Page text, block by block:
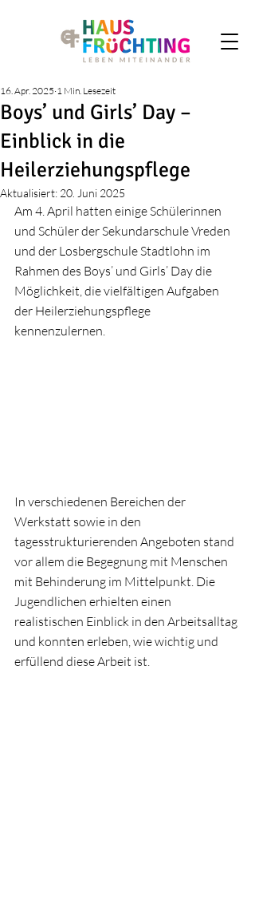
Boys’ und Girls’ Day –
Einblick in die
Heilerziehungspflege
16. Apr. 2025 1 Min. Lesezeit
Aktualisiert: 20. Juni 2025
Am 4. April hatten einige Schülerinnen
und Schüler der Sekundarschule Vreden
und der Losbergschule Stadtlohn im
Rahmen des Boys’ und Girls’ Day die
Möglichkeit, die vielfältigen Aufgaben
der Heilerziehungspflege
kennenzulernen.
In verschiedenen Bereichen der
Werkstatt sowie in den
tagesstrukturierenden Angeboten stand
vor allem die Begegnung mit Menschen
mit Behinderung im Mittelpunkt. Die
Jugendlichen erhielten einen
realistischen Einblick in den Arbeitsalltag
und konnten erleben, wie wichtig und
erfüllend diese Arbeit ist.